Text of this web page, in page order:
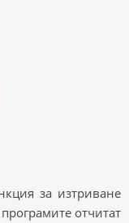
за изтриване
отчитат